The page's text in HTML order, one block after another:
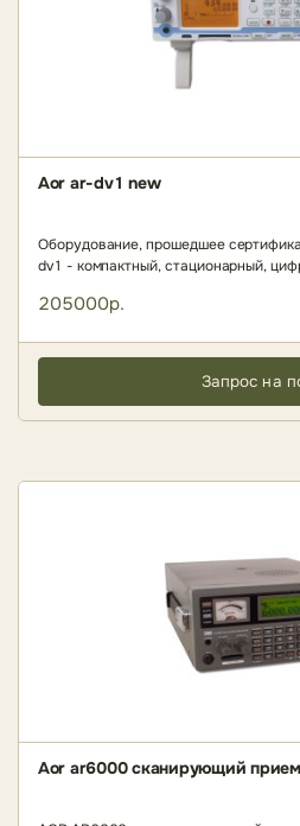
Aor ar-dv1 new
Оборудование, прошедшее
dv1 - компактный, стационарный,
205000р.
Запрос на
Aor ar6000 сканирующий